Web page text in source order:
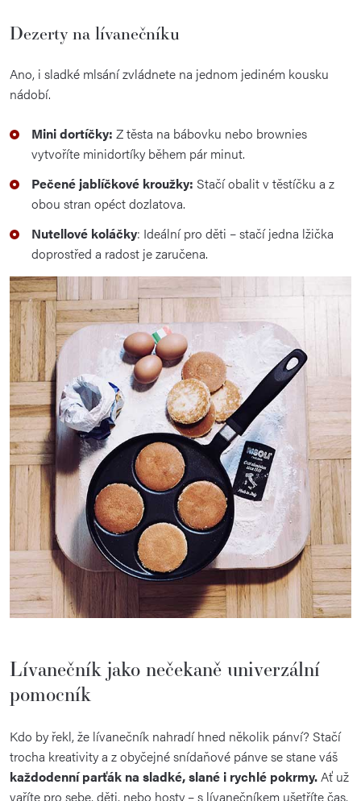
Dezerty na lívanečníku
Ano, i sladké mlsání zvládnete na jednom jediném kousku
nádobí.
Mini dortíčky: Z těsta na bábovku nebo brownies
vytvoříte minidortíky během pár minut.
Pečené jablíčkové kroužky: Stačí obalit v těstíčku a z
obou stran opéct dozlatova.
Nutellové koláčky: Ideální pro děti – stačí jedna lžička
doprostřed a radost je zaručena.
Lívanečník jako nečekaně univerzální
pomocník
Kdo by řekl, že lívanečník nahradí hned několik pánví? Stačí
trocha kreativity a z obyčejné snídaňové pánve se stane váš
každodenní parťák na sladké, slané i rychlé pokrmy.Ať už
vaříte pro sebe, děti, nebo hosty – s lívanečníkem ušetříte čas,